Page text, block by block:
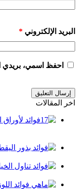
البريد الإلكتروني *
احفظ اسمي، بريدي
اخر المقالات